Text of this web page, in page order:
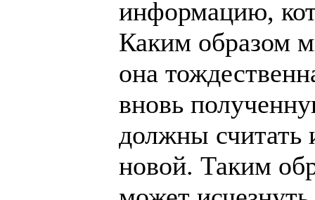
информацию,
Каким образом
она
вновь
должны
новой. Таким